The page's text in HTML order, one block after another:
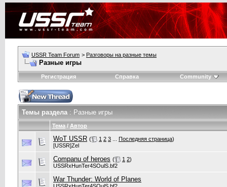
USSR Team Forum > Разговоры на разные темы
Разные игры
Регистрация Справка Community
Темы раздела: Разные игры
Тема / Автор
WoT USSR ( 1 2 3 Последняя страница)
[USSR]Zel
Companu of heroes ( 1 2)
USSRxHunTer4SOulS.bf2
War Thunder: World of Planes